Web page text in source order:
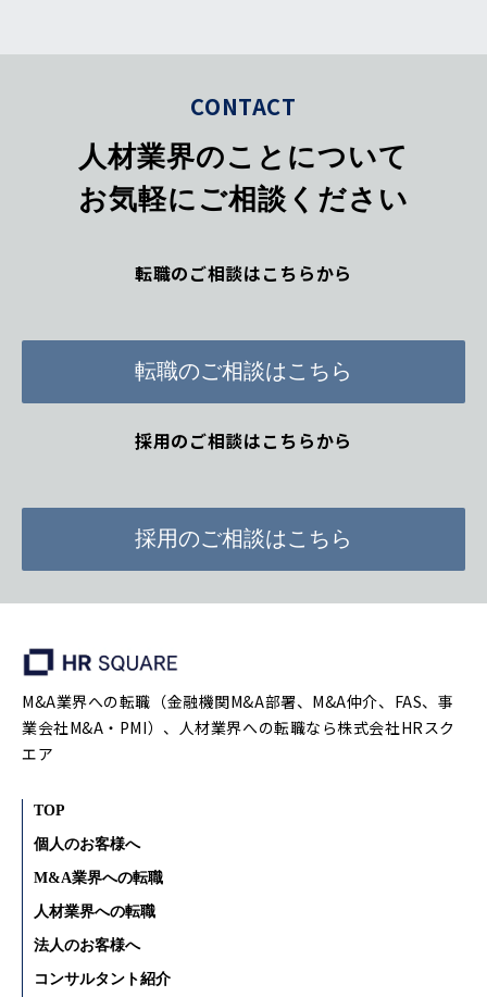
CONTACT
人材業界のことについて
お気軽にご相談ください
転職のご相談はこちらから
転職のご相談はこちら
採用のご相談はこちらから
採用のご相談はこちら
M&A業界への転職（金融機関M&A部署、M&A仲介、FAS、事
業会社M&A・PMI）、人材業界への転職なら株式会社HRスク
エア
TOP
個人のお客様へ
M&A業界への転職
人材業界への転職
法人のお客様へ
コンサルタント紹介